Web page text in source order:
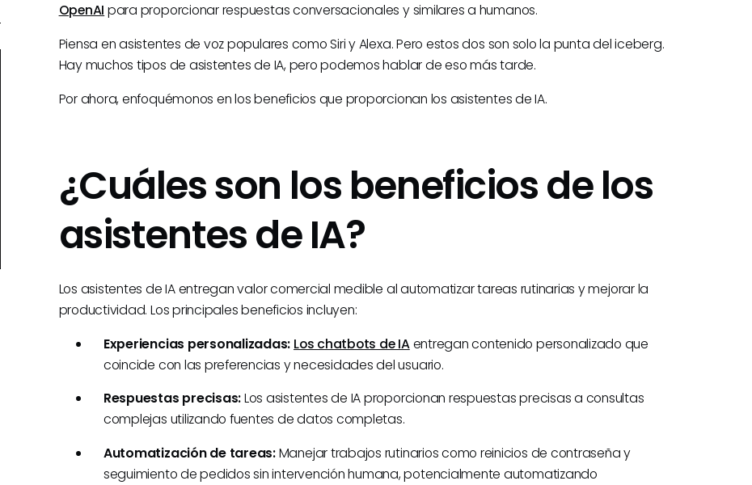
OpenAI para proporcionar respuestas conversacionales y similares a humanos.
Piensa en asistentes de voz populares como Siri y Alexa. Pero estos dos son solo la punta del iceberg.
Hay muchos tipos de asistentes de IA, pero podemos hablar de eso más tarde.
Por ahora, enfoquémonos en los beneficios que proporcionan los asistentes de IA.
¿Cuáles son los beneficios de los
asistentes de IA?
Los asistentes de IA entregan valor comercial medible al automatizar tareas rutinarias y mejorar la
productividad. Los principales beneficios incluyen:
Experiencias personalizadas: Los chatbots de IAentregan contenido personalizado que
coincide con las preferencias y necesidades del usuario.
Respuestas precisas:Los asistentes de IA proporcionan respuestas precisas a consultas
complejas utilizando fuentes de datos completas.
Automatización de tareas:Manejar trabajos rutinarios como reinicios de contraseña y
seguimiento de pedidos sin intervención humana, potencialmente automatizando